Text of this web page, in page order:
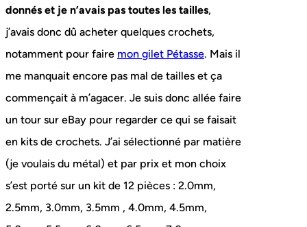
donnés et je n’avais pas toutes les tailles,
j’avais donc dû acheter quelques crochets,
notamment pour faire mon gilet Pétasse. Mais il
me manquait encore pas mal de tailles et ça
commençait à m’agacer. Je suis donc allée faire
un tour sur eBay pour regarder ce qui se faisait
en kits de crochets. J’ai sélectionné par matière
(je voulais du métal) et par prix et mon choix
s’est porté sur un kit de 12 pièces : 2.0mm,
2.5mm, 3.0mm, 3.5mm , 4.0mm, 4.5mm,